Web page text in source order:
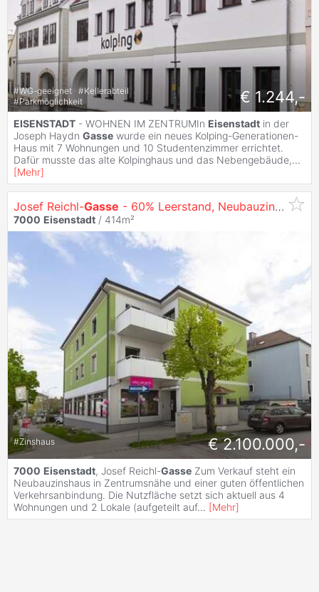
#WG-geeignet #Kellerabteil
#Parkmöglichkeit € 1.244,-
EISENSTADT - WOHNEN IM ZENTRUMIn Eisenstadt in der
Joseph Haydn Gasse wurde ein neues Kolping-Generationen-
Haus mit 7 Wohnungen und 10 Studentenzimmer errichtet.
Dafür musste das alte Kolpinghaus und das Nebengebäude,...
[Mehr]
Josef Reichl-Gasse - 60% Leerstand, Neubauzinshaus in Zentrumslage
7000 Eisenstadt / 414m²
#Zinshaus € 2.100.000,-
7000 Eisenstadt, Josef Reichl-Gasse Zum Verkauf steht ein
Neubauzinshaus in Zentrumsnähe und einer guten öffentlichen
Verkehrsanbindung. Die Nutzfläche setzt sich aktuell aus 4
Wohnungen und 2 Lokale (aufgeteilt auf... [Mehr]